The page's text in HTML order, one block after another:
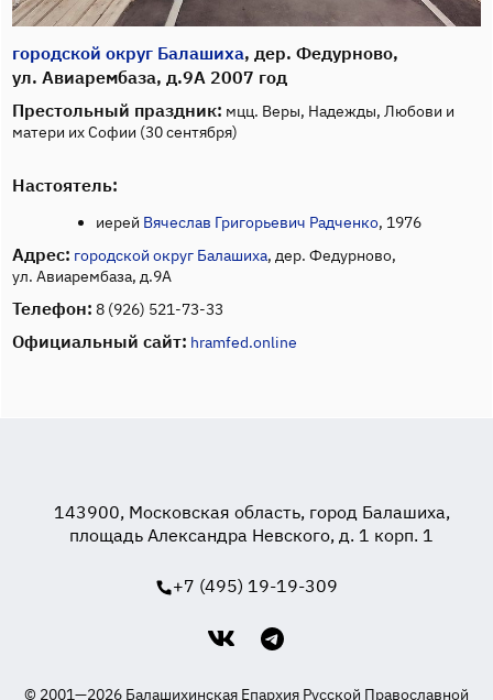
городской округ Балашиха, дер. Федурново,
ул. Авиарембаза, д.9А 2007 год
Престольный праздник: мцц. Веры, Надежды, Любови и
матери их Софии (30 сентября)
Настоятель:
иерей Вячеслав Григорьевич Радченко, 1976
Адрес: городской округ Балашиха, дер. Федурново,
ул. Авиарембаза, д.9А
Телефон: 8 (926) 521-73-33
Официальный сайт: hramfed.online
143900, Московская область, город Балашиха,
площадь Александра Невского, д. 1 корп. 1
+7 (495) 19-19-309
© 2001—2026 Балашихинская Епархия Русской Православной